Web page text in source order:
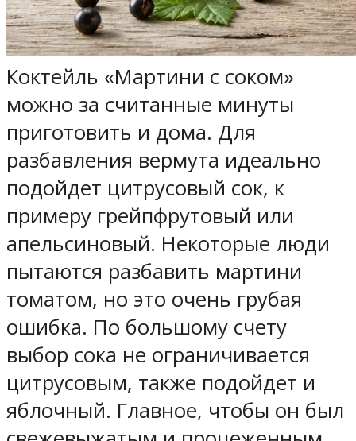
Коктейль «Мартини с соком»
можно за считанные минуты
приготовить и дома. Для
разбавления вермута идеально
подойдет цитрусовый сок, к
примеру грейпфрутовый или
апельсиновый. Некоторые люди
пытаются разбавить мартини
томатом, но это очень грубая
ошибка. По большому счету
выбор сока не ограничивается
цитрусовым, также подойдет и
яблочный. Главное, чтобы он был